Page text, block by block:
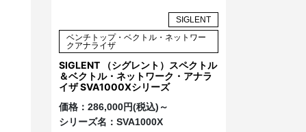
SIGLENT
ベンチトップ・ベクトル・ネットワー
クアナライザ
SIGLENT （シグレント）スペクトル
＆ベクトル・ネットワーク・アナラ
イザ SVA1000Xシリーズ
価格： 286,000円(税込)～
シリーズ名： SVA1000X